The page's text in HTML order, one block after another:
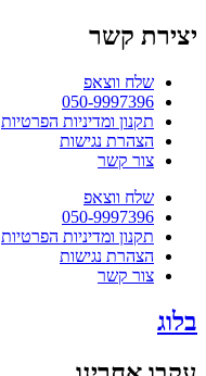
יצירת קשר
שלח ווצאפ
050-9997396
תקנון ומדיניות הפרטיות
הצהרת נגישות
צור קשר
שלח ווצאפ
050-9997396
תקנון ומדיניות הפרטיות
הצהרת נגישות
צור קשר
בלוג